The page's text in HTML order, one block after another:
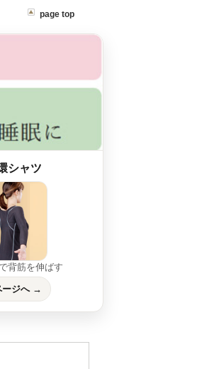
page top
シャツ
背筋を伸ばす
ージへ →